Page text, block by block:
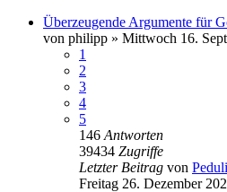
Überzeugende Argumente für
von philipp » Mittwoch 16.
1
2
3
4
5
146 Antworten
39434 Zugriffe
Letzter Beitrag von Peduli
Freitag 26. Dezember